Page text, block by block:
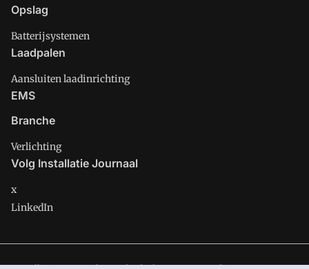
Opslag
Batterijsystemen
Laadpalen
Aansluiten laadinrichting
EMS
Branche
Verlichting
Volg Installatie Journaal
x
LinkedIn